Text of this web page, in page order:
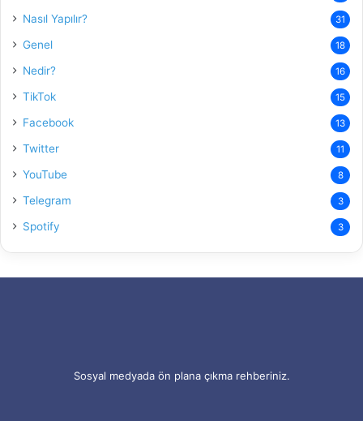
Nasıl Yapılır? 31
Genel 18
Nedir? 16
TikTok 15
Facebook 13
Twitter 11
YouTube 8
Telegram 3
Spotify 3
Sosyal medyada ön plana çıkma rehberiniz.